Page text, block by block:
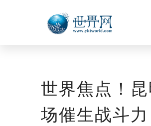
世界焦点！
场催生战斗力